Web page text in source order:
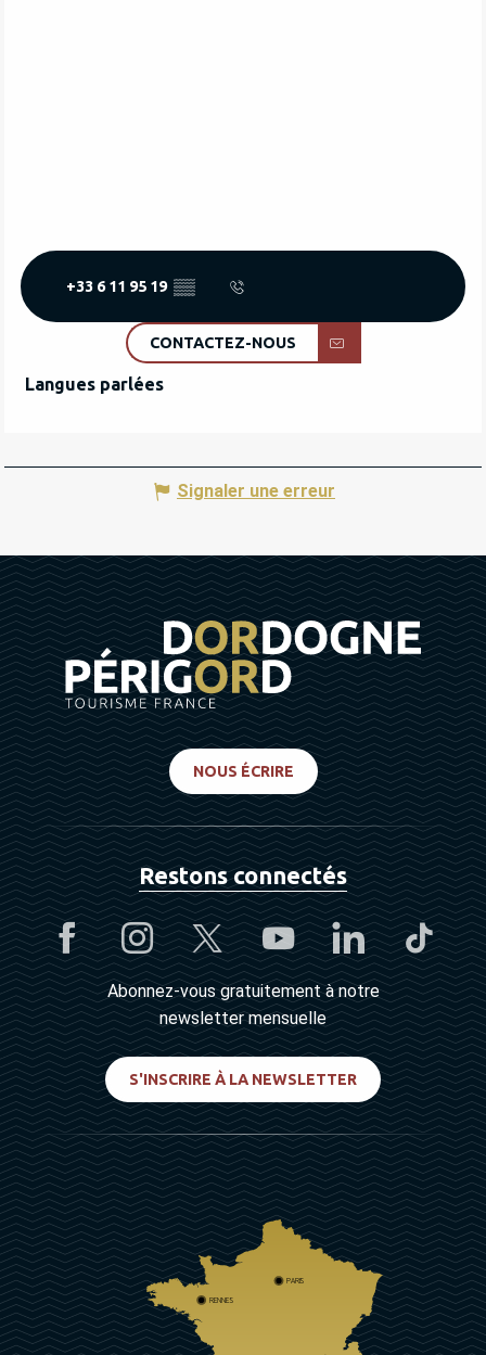
+33 6 11 95 19 ▒▒
CONTACTEZ-NOUS
Langues parlées
Langues parlées
Signaler une erreur
NOUS ÉCRIRE
Restons connectés
Abonnez-vous gratuitement à notre
newsletter mensuelle
S'INSCRIRE À LA NEWSLETTER
PARIS
RENNES